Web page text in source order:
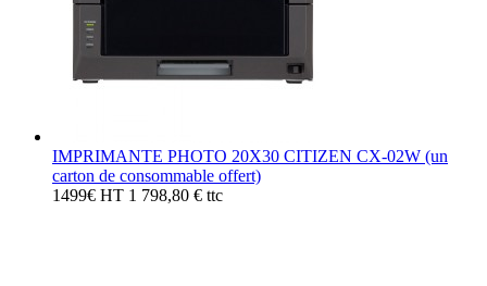
IMPRIMANTE PHOTO 20X30 CITIZEN CX-02W (un
carton de consommable offert)
1499€ HT 1 798,80 € ttc